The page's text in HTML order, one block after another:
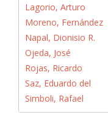
Lagorio, Arturo
Moreno, Fernández
Napal, Dionisio R.
Ojeda, José
Rojas, Ricardo
Saz, Eduardo del
Simboli, Rafael